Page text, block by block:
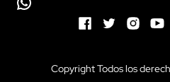
Copyright Todos los